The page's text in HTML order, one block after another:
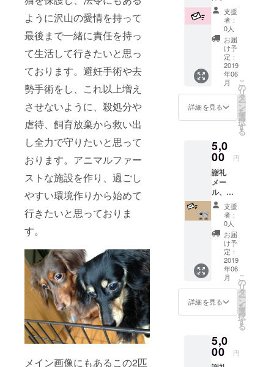
ように沢山の愛情を持って
最後まで一緒に責任を持っ
て生活して行きたいと思っ
ております。避妊手術や去
勢手術をし、これ以上増え
させないように、殺処分や
虐待、飼育放棄から救い出
し全力で守りたいと思って
おります。アニマルファー
ストな施設を作り、過ごし
やすい環境作りから始めて
行きたいと思っておりま
す。
メイン画像にもあるこの2匹
リジナ
ルポス
トカー
ド
支援
者：
0人
お届
け予
定：
2019
年06
月
詳細を見る
こ
の
リ
タ
ー
ン
を
選
択
す
る
5,0
00 円
謝礼
メー
ル、オ
リジナ
ルマグ
カップ
支援
者：
0人
お届
け予
定：
2019
年06
月
詳細を見る
こ
の
リ
タ
ー
ン
を
選
択
す
る
5,0
00 円